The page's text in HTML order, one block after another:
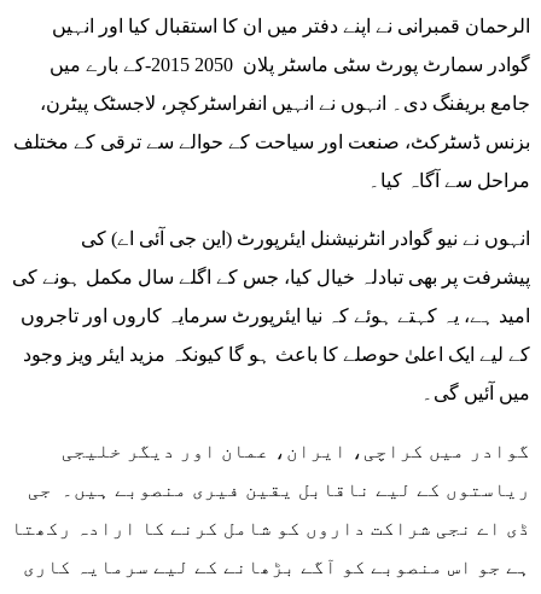
الرحمان قمبرانی نے اپنے دفتر میں ان کا استقبال کیا اور انہیں
گوادر سمارٹ پورٹ سٹی ماسٹر پلان 2050 2015-کے بارے میں
جامع بریفنگ دی۔ انہوں نے انہیں انفراسٹرکچر، لاجسٹک پیٹرن،
بزنس ڈسٹرکٹ، صنعت اور سیاحت کے حوالے سے ترقی کے مختلف
مراحل سے آگاہ کیا۔
انہوں نے نیو گوادر انٹرنیشنل ایئرپورٹ (این جی آئی اے) کی
پیشرفت پر بھی تبادلہ خیال کیا، جس کے اگلے سال مکمل ہونے کی
امید ہے، یہ کہتے ہوئے کہ نیا ایئرپورٹ سرمایہ کاروں اور تاجروں
کے لیے ایک اعلیٰ حوصلے کا باعث ہو گا کیونکہ مزید ایئر ویز وجود
میں آئیں گی۔
گوادر میں کراچی، ایران، عمان اور دیگر خلیجی
ریاستوں کے لیے ناقابل یقین فیری منصوبے ہیں۔ جی
ڈی اے نجی شراکت داروں کو شامل کرنے کا ارادہ رکھتا
ہے جو اس منصوبے کو آگے بڑھانے کے لیے سرمایہ کاری